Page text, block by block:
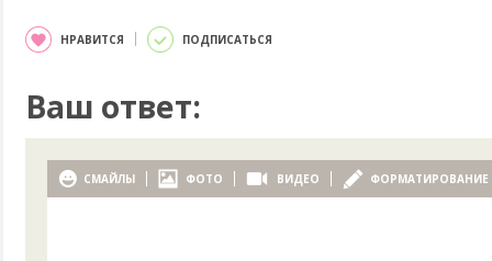
НРАВИТСЯ ПОДПИСАТЬСЯ
Ваш ответ:
СМАЙЛЫ ФОТО ВИДЕО ФОРМАТИРОВАНИЕ